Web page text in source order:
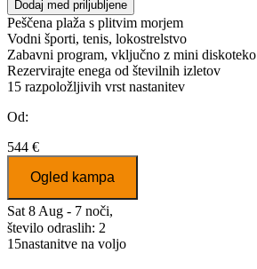
Dodaj med priljubljene
Peščena plaža s plitvim morjem
Vodni športi, tenis, lokostrelstvo
Zabavni program, vključno z mini diskoteko
Rezervirajte enega od številnih izletov
15 razpoložljivih vrst nastanitev
Od:
544 €
Ogled kampa
Sat 8 Aug - 7 noči,
število odraslih: 2
15nastanitve na voljo